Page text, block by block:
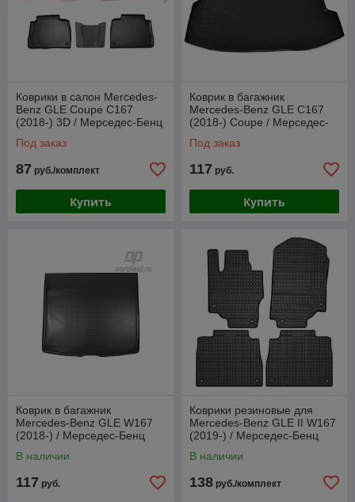
Коврики в салон Mercedes-
Benz GLE Coupe C167
(2018-) 3D / Мерседес-Бенц
Под заказ
87 руб./комплект
Купить
Коврик в багажник
Mercedes-Benz GLE С167
(2018-) Сoupe / Мерседес-
Под заказ
117 руб.
Купить
Коврик в багажник
Mercedes-Benz GLE W167
(2018-) / Мерседес-Бенц
В наличии
117 руб.
Коврики резиновые для
Mercedes-Benz GLE II W167
(2019-) / Мерседес-Бенц
В наличии
138 руб./комплект